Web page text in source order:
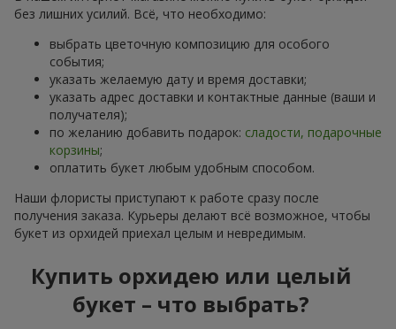
без лишних усилий. Всё, что необходимо:
выбрать цветочную композицию для особого
события;
указать желаемую дату и время доставки;
указать адрес доставки и контактные данные (ваши и
получателя);
по желанию добавить подарок: сладости, подарочные
корзины;
оплатить букет любым удобным способом.
Наши флористы приступают к работе сразу после
получения заказа. Курьеры делают всё возможное, чтобы
букет из орхидей приехал целым и невредимым.
Купить орхидею или целый
букет – что выбрать?